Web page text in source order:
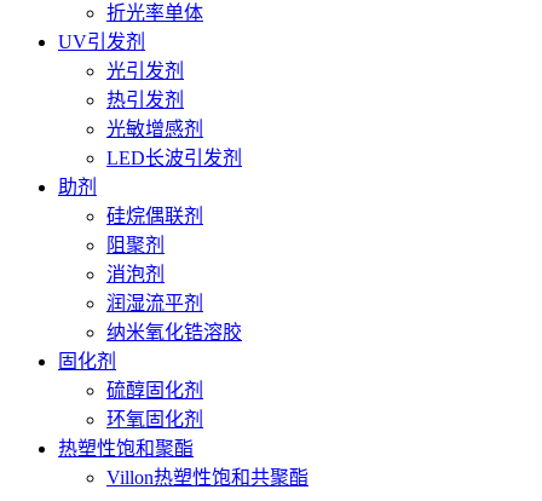
折光率单体
UV引发剂
光引发剂
热引发剂
光敏增感剂
LED长波引发剂
助剂
硅烷偶联剂
阻聚剂
消泡剂
润湿流平剂
纳米氧化锆溶胶
固化剂
硫醇固化剂
环氧固化剂
热塑性饱和聚酯
Villon热塑性饱和共聚酯